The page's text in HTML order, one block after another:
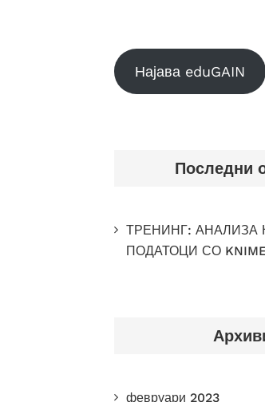
Најава eduGAIN
Последни
ТРЕНИНГ: АНАЛИЗА
ПОДАТОЦИ СО
февруари 2023